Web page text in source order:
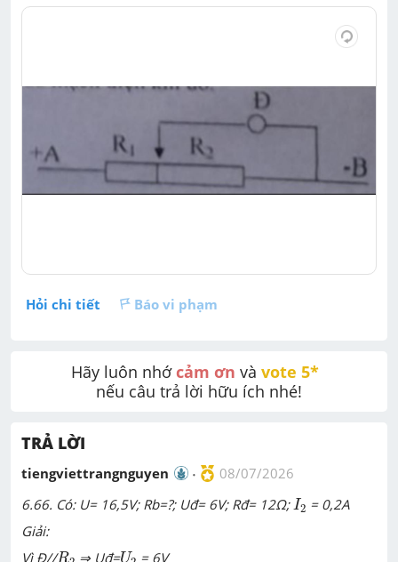
Hỏi chi tiết Báo vi phạm
Hãy luôn nhớ cảm ơn và vote 5*
nếu câu trả lời hữu ích nhé!
TRẢ LỜI
tiengviettrangnguyen
08/07/2026
6.66. Có: U= 16,5V; Rb=?; Uđ= 6V; Rđ= 12Ω;I2
I2 = 0,2A
Giải:
Vì Đ//R
R2 ⇒ Uđ=U
U2 = 6V